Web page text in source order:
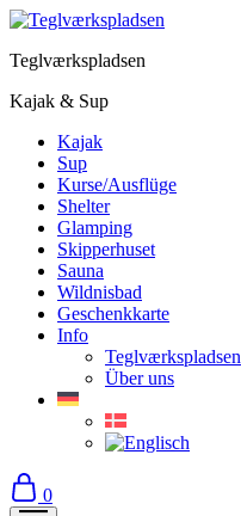
Teglværkspladsen
Kajak & Sup
Kajak
Sup
Kurse/Ausflüge
Shelter
Glamping
Skipperhuset
Sauna
Wildnisbad
Geschenkkarte
Info
Teglværkspladsen
Über uns
0